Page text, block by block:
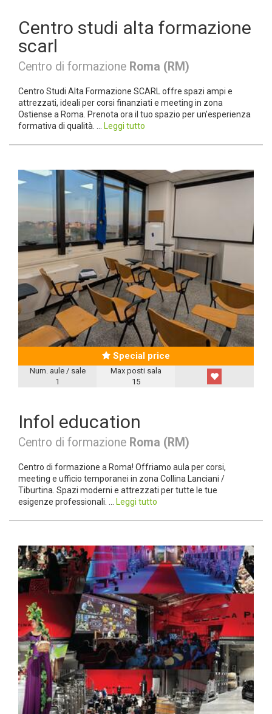
Centro studi alta formazione
scarl
Centro di formazione Roma (RM)
Centro Studi Alta Formazione SCARL offre spazi ampi e
attrezzati, ideali per corsi finanziati e meeting in zona
Ostiense a Roma. Prenota ora il tuo spazio per un'esperienza
formativa di qualità. ...
Leggi tutto
Special price
Num. aule / sale
1
Max posti sala
15
Infol education
Centro di formazione Roma (RM)
Centro di formazione a Roma! Offriamo aula per corsi,
meeting e ufficio temporanei in zona Collina Lanciani /
Tiburtina. Spazi moderni e attrezzati per tutte le tue
esigenze professionali. ...
Leggi tutto